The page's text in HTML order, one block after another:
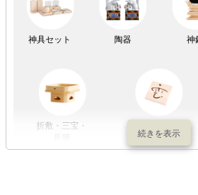
神具セット 陶器 神
折敷・三宝・